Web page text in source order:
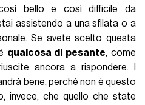
bello e così diﬃcile da
assistendo a una sfilata o a
Se avete scelto questa
qualcosa di pesante, come
ancora a rispondere. I
bene, perché non è questo
invece, che quello che state